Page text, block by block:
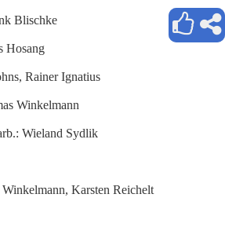
Blischke
Hosang
Rainer Ignatius
Winkelmann
Wieland Sydlik
Karsten Reichelt